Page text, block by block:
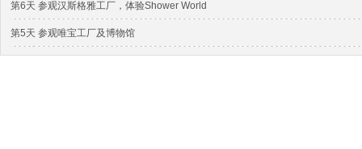
第6天 参观汉斯格雅工厂，体验Shower World
第5天 参观唯宝工厂及博物馆